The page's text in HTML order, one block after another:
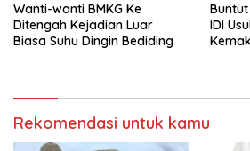
Wanti-wanti BMKG Ke
Ditengah Kejadian Luar
Biasa Suhu Dingin Bediding
IDI
Rekomendasi untuk kamu